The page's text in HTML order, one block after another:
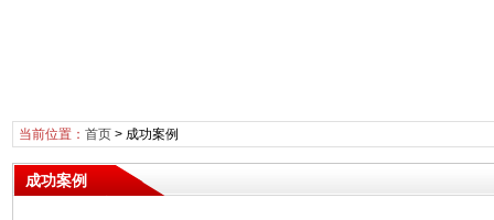
当前位置： 首页> 成功案例
成功案例